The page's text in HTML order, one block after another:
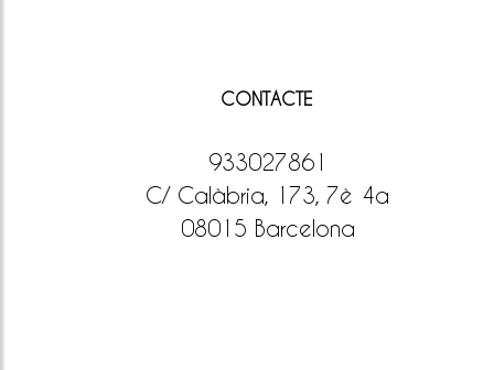
CONTACTE
933027861
C/ Calàbria, 173, 7è 4a
08015 Barcelona